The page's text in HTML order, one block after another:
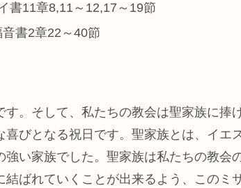
11章8,11～12,17～19節
書2章22～40節
。そして、私たちの教会は聖家族に捧
喜びとなる祝日です。聖家族とは、イエ
強い家族でした。聖家族は私たちの教会
ばれていくことが出来るよう、このミ